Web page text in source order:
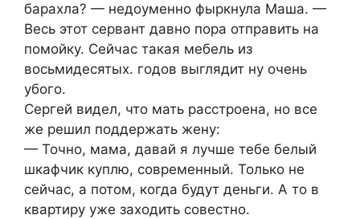
барахла? — недоуменно фыркнула Маша. —
Весь этот сервант давно пора отправить на
помойку. Сейчас такая мебель из
восьмидесятых. годов выглядит ну очень
убого.
Сергей видел, что мать расстроена, но все
же решил поддержать жену:
— Точно, мама, давай я лучше тебе белый
шкафчик куплю, современный. Только не
сейчас, а потом, когда будут деньги. А то в
квартиру уже заходить совестно.